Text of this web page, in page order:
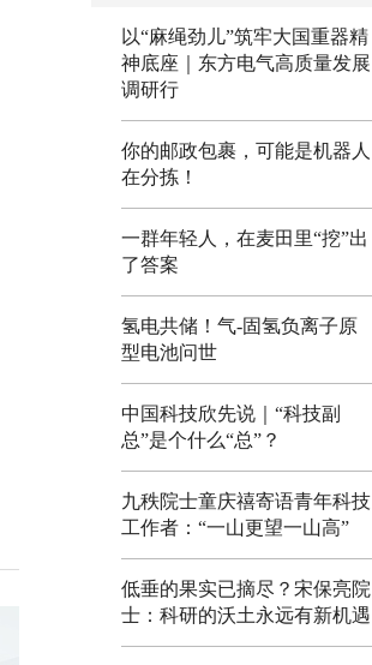
以“麻绳劲儿”筑牢大国重器精
神底座｜东方电气高质量发展
调研行
你的邮政包裹，可能是机器人
在分拣！
一群年轻人，在麦田里“挖”出
了答案
氢电共储！气-固氢负离子原
型电池问世
中国科技欣先说｜“科技副
总”是个什么“总”？
九秩院士童庆禧寄语青年科技
工作者：“一山更望一山高”
低垂的果实已摘尽？宋保亮院
士：科研的沃土永远有新机遇